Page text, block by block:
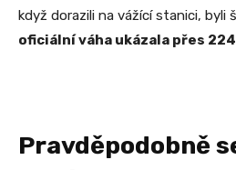
když dorazili na vážící stanici, byli
oficiální váha ukázala přes
Pravděpodobně